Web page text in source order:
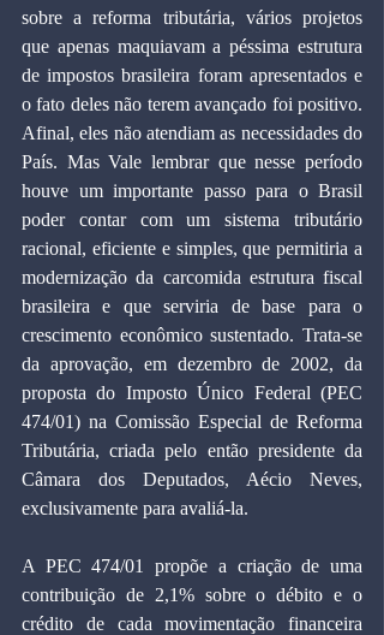
sobre a reforma tributária, vários projetos
que apenas maquiavam a péssima estrutura
de impostos brasileira foram apresentados e
o fato deles não terem avançado foi positivo.
Afinal, eles não atendiam as necessidades do
País. Mas Vale lembrar que nesse período
houve um importante passo para o Brasil
poder contar com um sistema tributário
racional, eficiente e simples, que permitiria a
modernização da carcomida estrutura fiscal
brasileira e que serviria de base para o
crescimento econômico sustentado. Trata-se
da aprovação, em dezembro de 2002, da
proposta do Imposto Único Federal (PEC
474/01) na Comissão Especial de Reforma
Tributária, criada pelo então presidente da
Câmara dos Deputados, Aécio Neves,
exclusivamente para avaliá-la.
A PEC 474/01 propõe a criação de uma
contribuição de 2,1% sobre o débito e o
crédito de cada movimentação financeira